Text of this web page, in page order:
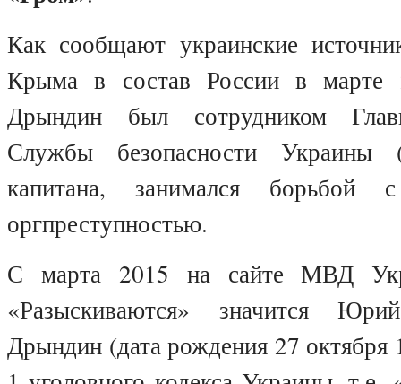
Как сообщают украинские
Крыма в состав России в
Дрындин был сотрудником
Службы безопасности
капитана, занимался борьбой
оргпреступностью.
С марта 2015 на сайте МВД
«Разыскиваются» значится
Дрындин (дата рождения 27 октября